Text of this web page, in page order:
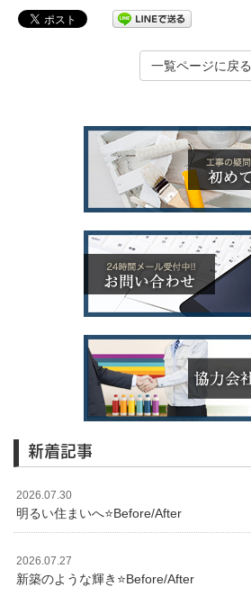
一覧ページに戻る
新着記事
2026.07.30
明るい住まいへ⭐️Before/After
2026.07.27
新築のような輝き⭐️Before/After